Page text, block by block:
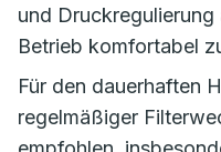
und
Betrieb komfortabel
Für den dauerhaften
regelmäßiger